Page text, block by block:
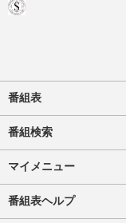
番組表
番組検索
マイメニュー
番組表ヘルプ